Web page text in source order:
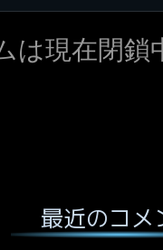
は現在閉鎖
最近のコメ